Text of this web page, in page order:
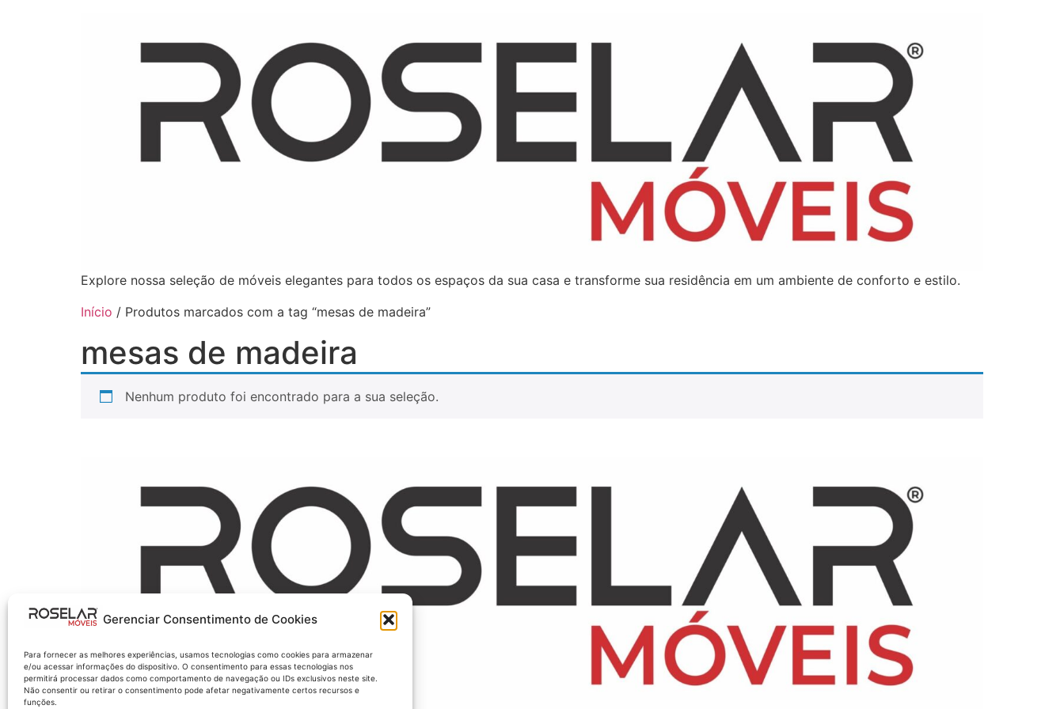
Gerenciar Consentimento de Cookies
Para fornecer as melhores experiências, usamos tecnologias como cookies para armazenar
e/ou acessar informações do dispositivo. O consentimento para essas tecnologias nos
permitirá processar dados como comportamento de navegação ou IDs exclusivos neste site.
Não consentir ou retirar o consentimento pode afetar negativamente certos recursos e
funções.
Explore nossa seleção de móveis elegantes para todos os espaços da sua casa e transforme sua residência em um ambiente de conforto e estilo.
Início / Produtos marcados com a tag “mesas de madeira”
mesas de madeira
Nenhum produto foi encontrado para a sua seleção.